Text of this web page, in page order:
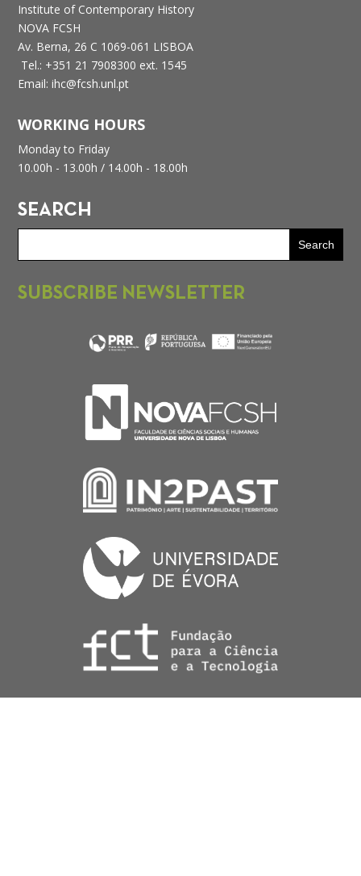
Institute of Contemporary History
NOVA FCSH
Av. Berna, 26 C 1069-061 LISBOA
Tel.: +351 21 7908300 ext. 1545
Email: ihc@fcsh.unl.pt
WORKING HOURS
Monday to Friday
10.00h - 13.00h / 14.00h - 18.00h
SEARCH
SUBSCRIBE NEWSLETTER